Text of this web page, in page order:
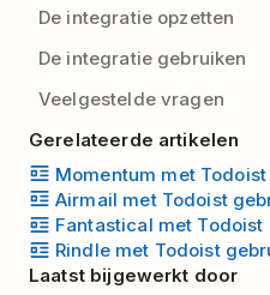
De integratie opzetten
De integratie gebruiken
Veelgestelde vragen
Gerelateerde artikelen
Momentum met
Airmail met Todoist
Fantastical met Todoist
Rindle met Todoist
Laatst bijgewerkt door